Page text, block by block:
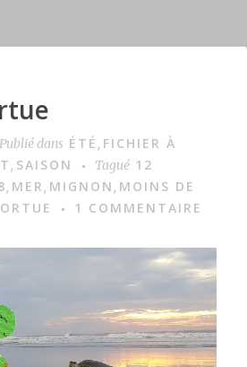
Publié dans ÉTÉ, FICHIER À
, SAISON Tagué 12
, MER, MIGNON, MOINS DE
1 COMMENTAIRE